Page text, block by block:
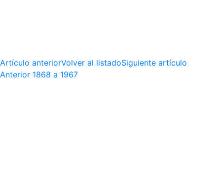
Artículo anteriorVolver al listadoSiguiente artículo
Anterior 1868 a 1967